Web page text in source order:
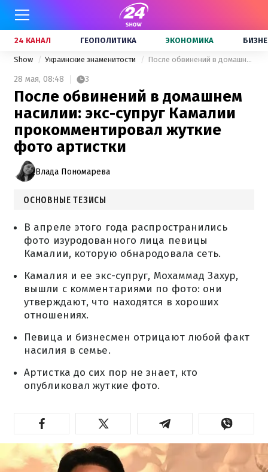
24 КАНАЛ ГЕОПОЛИТИКА ЭКОНОМИКА
Show Украинские знаменитости После обвинений в домашнем насилии: экс-супруг Камалии прокомментировал жуткие фото артистки
28 мая, 08:48 3
После обвинений в домашнем
насилии: экс-супруг Камалии
прокомментировал жуткие
фото артистки
Влада Пономарева
ОСНОВНЫЕ ТЕЗИСЫ
В апреле этого года распространились
фото изуродованного лица певицы
Камалии, которую обнародовала сеть.
Камалия и ее экс-супруг, Мохаммад Захур,
вышли с комментариями по фото: они
утверждают, что находятся в хороших
отношениях.
Певица и бизнесмен отрицают любой факт
насилия в семье.
Артистка до сих пор не знает, кто
опубликовал жуткие фото.